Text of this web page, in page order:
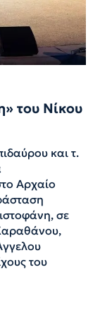
του Νίκου
και τ.
Αρχαίο
σε
του